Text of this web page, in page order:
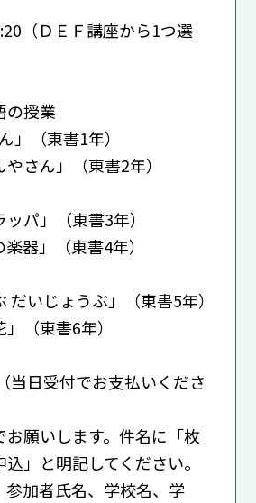
（ＤＥＦ講座から1つ選
の授業
」（東書1年）
やさん」（東書2年）
ッパ」（東書3年）
楽器」（東書4年）
だいじょうぶ」（東書5年）
」（東書6年）
当日受付でお支払いくださ
お願いします。件名に「枚
」と明記してください。
参加者氏名、学校名、学